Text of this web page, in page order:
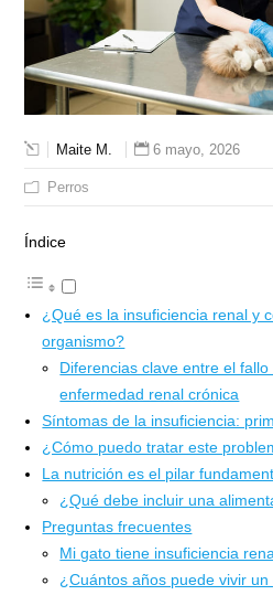
Maite M. 6 mayo, 2026
Perros
Índice
¿Qué es la insuficiencia renal y
organismo?
Diferencias clave entre el
enfermedad renal crónica
Síntomas de la insuficiencia:
¿Cómo puedo tratar este
La nutrición es el pilar
¿Qué debe incluir una
Preguntas frecuentes
Mi gato tiene insuficiencia
¿Cuántos años puede vivir